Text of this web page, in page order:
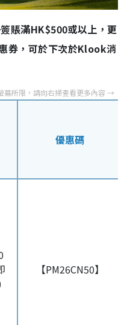
賬滿HK$500或以上，更
券，可於下次於Klook消
優惠碼
【PM26CN50】